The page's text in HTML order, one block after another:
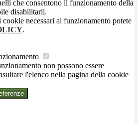
che consentono il funzionamento della
disabilitarli.
necessari al funzionamento potete
.
non possono essere
l'elenco nella pagina della cookie